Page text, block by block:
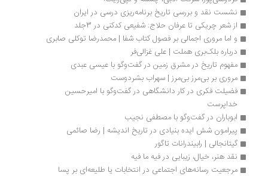
نشست نقد و بررسی تاریخ برنامه‌ریزی درسی در ایران
از شعر چریکی تا عرفان حلاج: شفیعی کدکنی در 3جلد
و اما مروری اجمالی بر فصول کتاب شفا | محمدرضا توکلی صابری
درباره بلک‌بری هملت | علی غزالی‌فر
مفهوم تاریخ در مشرق زمین در گفت‌وگو با عیسی عبدی
مروری بر بی‌مرز بی‌مرز | سهراب بشردوست
فضیلت فکری در کار دانشگاهی در گفت‌وگو با امیرحسین
خداپرست
ابوباران در گفت‌وگو با مصطفی نجیب
پیرامون شش ایده بنیادی در تاریخ اندیشه | رضا صائمی
گیتانجالی | رابیندرانات تاگور
نقد هنر، خیال، زیبایی در فیه ما فیه